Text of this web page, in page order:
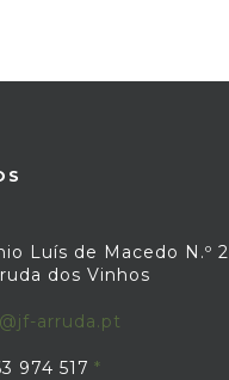
Luís de Macedo N.º 2
dos Vinhos
arruda.pt
974 517